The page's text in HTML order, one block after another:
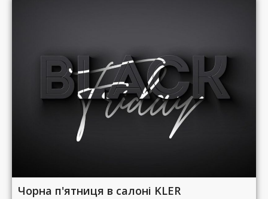
Чорна п'ятниця в салоні KLER